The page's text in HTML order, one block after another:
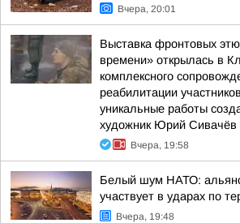
Вчера, 20:01
Выставка фронтовых
времени» открылась в
комплексного
реабилитации
уникальные работы
художник Юрий Сивачёв
Вчера, 19:58
Белый шум НАТО:
участвует в ударах по
Вчера, 19:48